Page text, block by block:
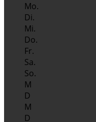
Mo.
Di.
Mi.
Do.
Fr.
Sa.
So.
M
D
M
D